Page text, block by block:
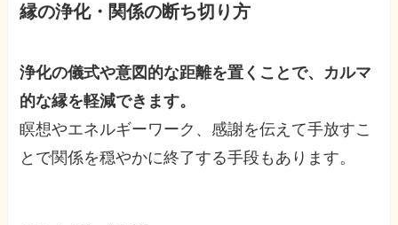
縁の浄化・関係の断ち切り方
浄化の儀式や意図的な距離を置くことで、カルマ
的な縁を軽減できます。
瞑想やエネルギーワーク、感謝を伝えて手放すこ
とで関係を穏やかに終了する手段もあります。